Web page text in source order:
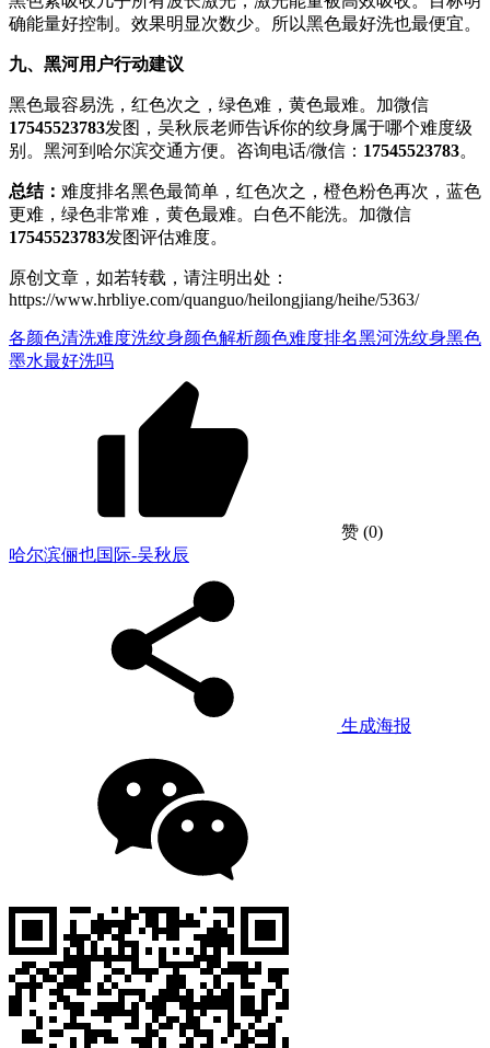
确能量好控制。效果明显次数少。所以黑色最好洗也最便宜。
九、黑河用户行动建议
黑色最容易洗，红色次之，绿色难，黄色最难。加微信
17545523783发图，吴秋辰老师告诉你的纹身属于哪个难度级
别。黑河到哈尔滨交通方便。咨询电话/微信： 17545523783。
总结： 难度排名黑色最简单，红色次之，橙色粉色再次，蓝色
更难，绿色非常难，黄色最难。白色不能洗。加微信
17545523783发图评估难度。
原创文章，如若转载，请注明出处：
https://www.hrbliye.com/quanguo/heilongjiang/heihe/5363/
各颜色清洗难度洗纹身颜色解析颜色难度排名黑河洗纹身黑色
墨水最好洗吗
赞 (0)
哈尔滨俪也国际-吴秋辰
生成海报